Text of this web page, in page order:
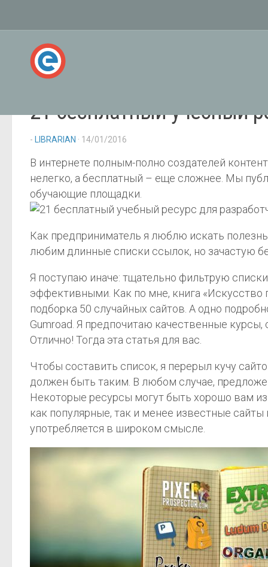
21 бесплатный учебный
- LIBRARIAN · 14/01/2016
В интернете полным-полно создателей
нелегко, а бесплатный – еще сложнее. Мы
обучающие площадки.
Как предприниматель я люблю искать
любим длинные списки ссылок, но зачастую
Я поступаю иначе: тщательно фильтрую
эффективными. Как по мне, книга «Искусство
подборка 50 случайных сайтов. А одно
Gumroad. Я предпочитаю качественные
Отлично! Тогда эта статья для вас.
Чтобы составить список, я перерыл кучу
должен быть таким. В любом случае,
Некоторые ресурсы могут быть хорошо вам
как популярные, так и менее известные сайты
употребляется в широком смысле.